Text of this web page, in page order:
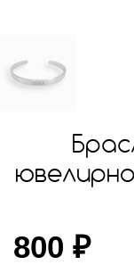
800 ₽